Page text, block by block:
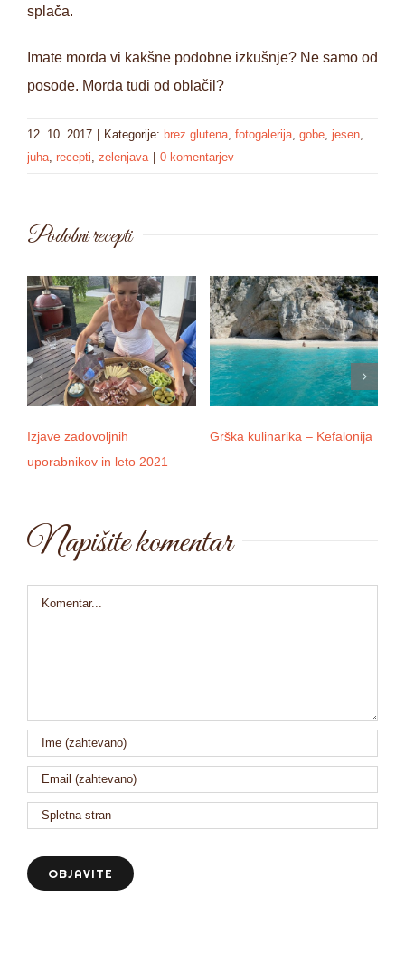
splača.
Imate morda vi kakšne podobne izkušnje? Ne samo od
posode. Morda tudi od oblačil?
12. 10. 2017 Kategorije: brez glutena fotogalerija gobe jesen
juha recepti zelenjava 0 komentarjev
Podobni recepti
Izjave zadovoljnih
uporabnikov in leto 2021
Grška kulinarika – Kefalonija
Napišite komentar
Comment